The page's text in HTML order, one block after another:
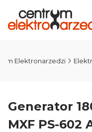
Elektronarzedzi
Generator
MXF PS-602